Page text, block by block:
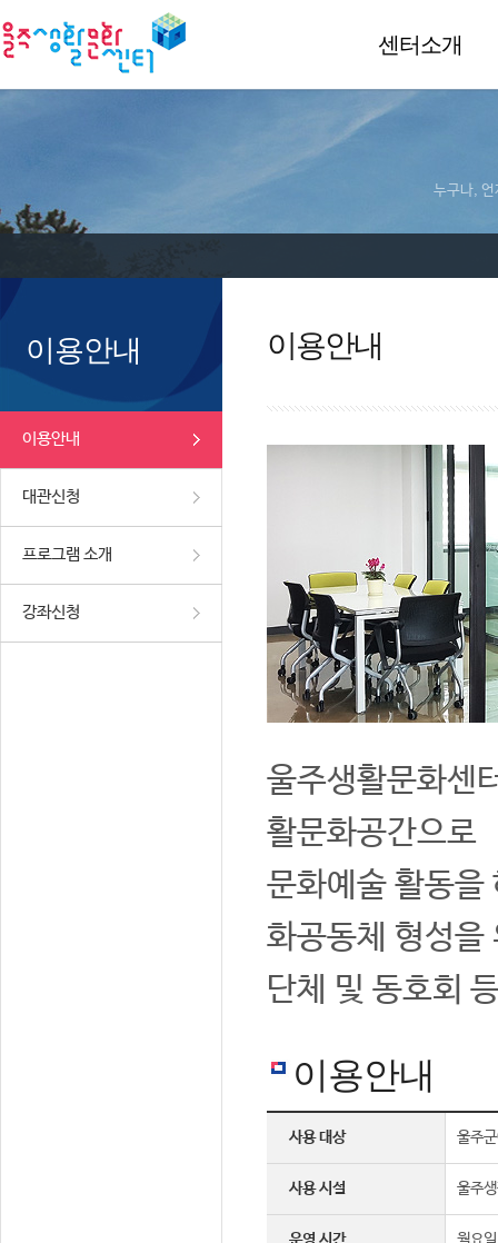
센터소개
누구나, 언
이용안내
이용안내
대관신청
프로그램 소개
강좌신청
이용안내
울주생활문화센
활문화공간으로
문화예술 활동을
화공동체 형성을
단체 및 동호회
이용안내
사용 대상 울주
사용 시설 울주